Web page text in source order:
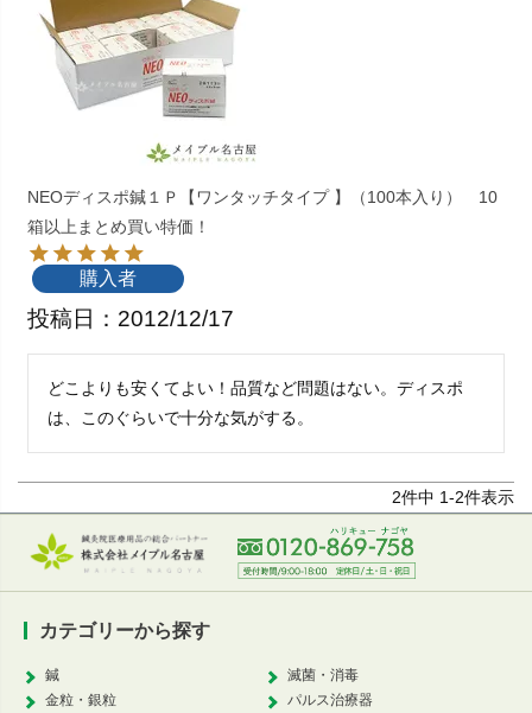
NEOディスポ鍼１Ｐ【ワンタッチタイプ 】（100本入り） 10
箱以上まとめ買い特価！
購入者
投稿日 2012/12/17
どこよりも安くてよい！品質など問題はない。ディスポ
は、このぐらいで十分な気がする。
2件中 1-2件表示
カテゴリーから探す
鍼
金粒・銀粒
滅菌・消毒
パルス治療器